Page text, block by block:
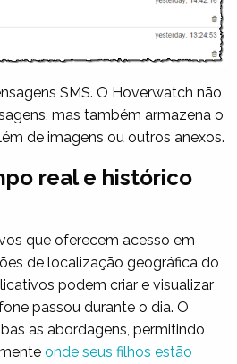
SMS. O Hoverwatch não
mas também armazena o
de imagens ou outros anexos.
real e histórico
que oferecem acesso em
de localização geográfica do
podem criar e visualizar
passou durante o dia. O
as abordagens, permitindo
onde seus filhos estão